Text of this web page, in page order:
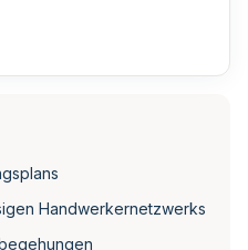
Handwerkernetzwerks